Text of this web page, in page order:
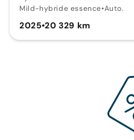
Mild-hybride essence•Auto.
2025•20 329 km